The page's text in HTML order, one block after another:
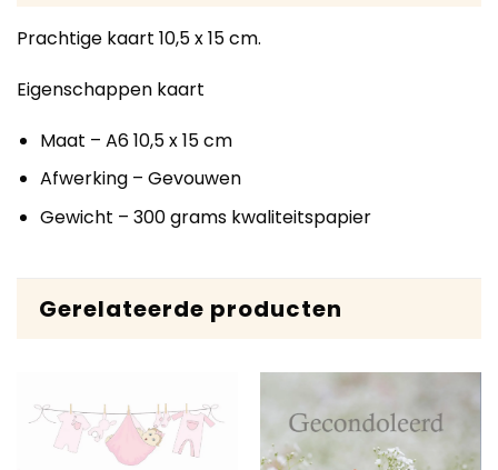
Prachtige kaart 10,5 x 15 cm.
Eigenschappen kaart
Maat – A6 10,5 x 15 cm
Afwerking – Gevouwen
Gewicht – 300 grams kwaliteitspapier
Gerelateerde producten